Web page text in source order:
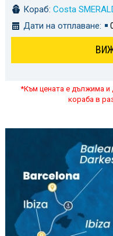
Кораб: Costa
Дати на отплаване:
*Към цената е дължима и
кораба в